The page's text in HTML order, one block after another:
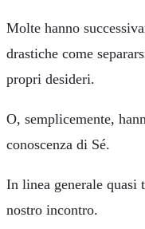
Molte hanno
drastiche come
propri desideri.
O, semplicemente,
conoscenza di Sé.
In linea generale quasi
nostro incontro.